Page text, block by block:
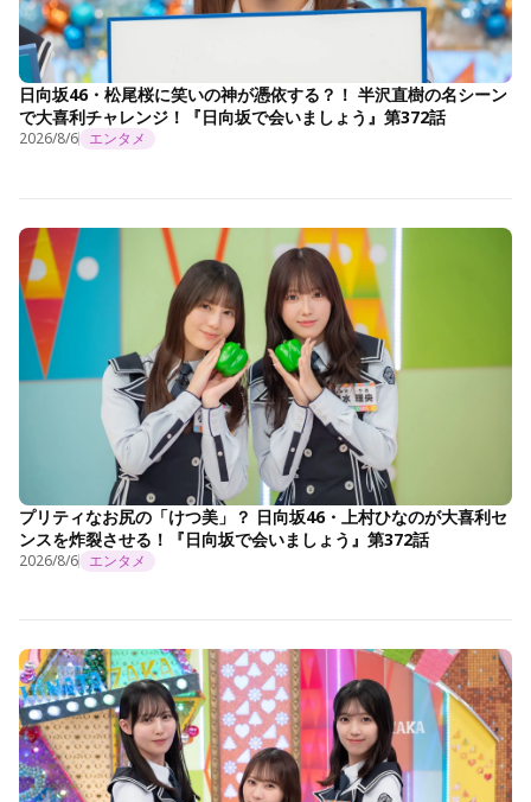
日向坂46・松尾桜に笑いの神が憑依する？！ 半沢直樹の名シーン
で大喜利チャレンジ！『日向坂で会いましょう』第372話
2026/8/6 エンタメ
プリティなお尻の「けつ美」？ 日向坂46・上村ひなのが大喜利セ
ンスを炸裂させる！『日向坂で会いましょう』第372話
2026/8/6 エンタメ